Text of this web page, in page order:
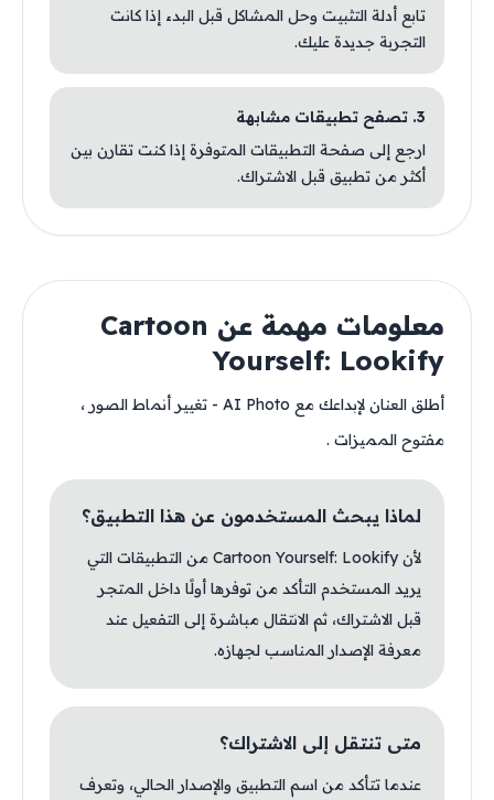
تابع أدلة التثبيت وحل المشاكل قبل البدء إذا كانت
التجربة جديدة عليك.
3. تصفح تطبيقات مشابهة
ارجع إلى صفحة التطبيقات المتوفرة إذا كنت تقارن بين
أكثر من تطبيق قبل الاشتراك.
معلومات مهمة عن Cartoon
Yourself: Lookify
أطلق العنان لإبداعك مع AI Photo - تغيير أنماط الصور ،
مفتوح المميزات .
لماذا يبحث المستخدمون عن هذا التطبيق؟
لأن Cartoon Yourself: Lookify من التطبيقات التي
يريد المستخدم التأكد من توفرها أولًا داخل المتجر
قبل الاشتراك، ثم الانتقال مباشرة إلى التفعيل عند
معرفة الإصدار المناسب لجهازه.
متى تنتقل إلى الاشتراك؟
عندما تتأكد من اسم التطبيق والإصدار الحالي، وتعرف